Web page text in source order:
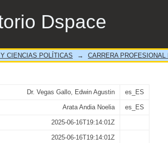
Dspace
CIENCIAS POLÍTICAS → CARRERA PROFESIONAL
Dr. Vegas Gallo, Edwin Agustin es_ES
Arata Andia Noelia es_ES
2025-06-16T19:14:01Z
2025-06-16T19:14:01Z